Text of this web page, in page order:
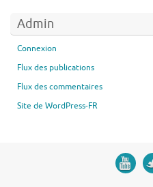
Admin
Connexion
Flux des publications
Flux des commentaires
Site de WordPress-FR